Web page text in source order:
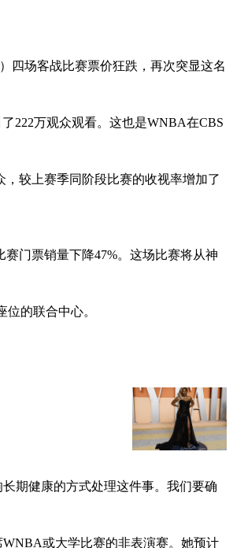
四场客战比赛票价狂跌，再次突显这名
222万观众观看。这也是WNBA在CBS
，较上赛季同阶段比赛的收视率增加了
门票销量下降47%。这场比赛将从神
的联合中心。
期健康的方式处理这件事。我们要确
或大学比赛的非表演赛。她预计